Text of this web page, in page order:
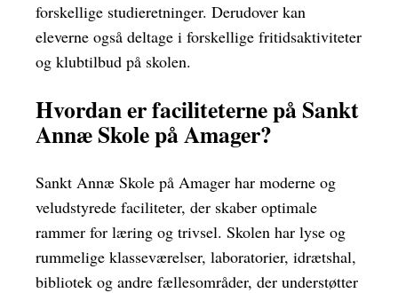
forskellige studieretninger. Derudover kan
eleverne også deltage i forskellige fritidsaktiviteter
og klubtilbud på skolen.
Hvordan er faciliteterne på Sankt
Annæ Skole på Amager?
Sankt Annæ Skole på Amager har moderne og
veludstyrede faciliteter, der skaber optimale
rammer for læring og trivsel. Skolen har lyse og
rummelige klasseværelser, laboratorier, idrætshal,
bibliotek og andre fællesområder, der understøtter